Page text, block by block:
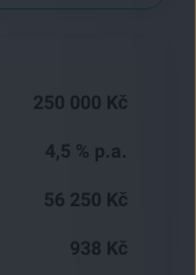
250 000 Kč
4,5 % p.a.
56 250 Kč
938 Kč